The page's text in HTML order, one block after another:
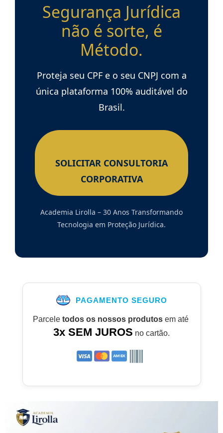
Segurança Jurídica
não é sorte, é
Método.
Proteja seu CPF e o seu CNPJ com a
única plataforma 100% auditável do
Brasil.
SOLICITAR CONSULTORIA
CORPORATIVA
Academia Lirolla – 30 Anos Transformando
Tecnologia em Proteção Jurídica.
PAGAMENTO SEGURO
Parcele todos os nossos produtosem até
3x SEM JUROS no cartão.